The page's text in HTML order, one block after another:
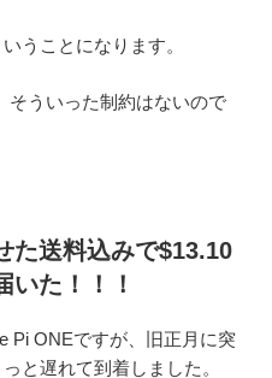
うことになります。
そういった制約はないので
た送料込みで$13.10
た！！！
Pi ONEですが、旧正月に突
と遅れて到着しました。